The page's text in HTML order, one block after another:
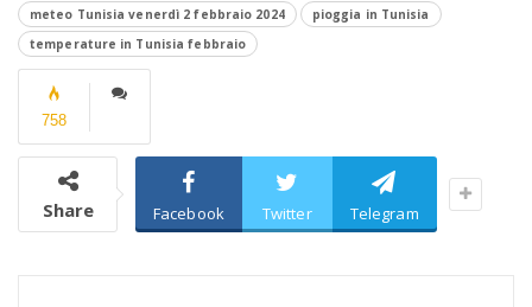
meteo Tunisia venerdì 2 febbraio 2024
pioggia in Tunisia
temperature in Tunisia febbraio
758
Share Facebook Twitter Telegram